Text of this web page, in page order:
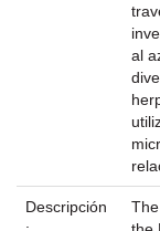
al
Descripción